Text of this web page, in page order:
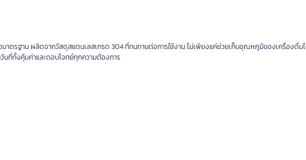
ตรฐาน ผลิตจากวัสดุสแตนเลสเกรด 304 ที่ทนทานต่อการใช้งาน ไม่เพียงแค่ช่วยเก็บอุณหภูมิของเครื่องดื่ม
วันที่ทั้งคุ้มค่าและตอบโจทย์ทุกความต้องการ